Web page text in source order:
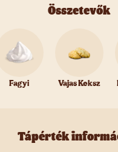
Összetevők
Fagyi Vajas Keksz
Tápérték